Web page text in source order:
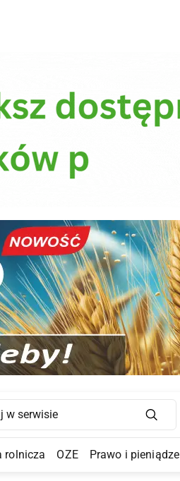
Main Navigation
rolnicza OZE Prawo i pieniądze